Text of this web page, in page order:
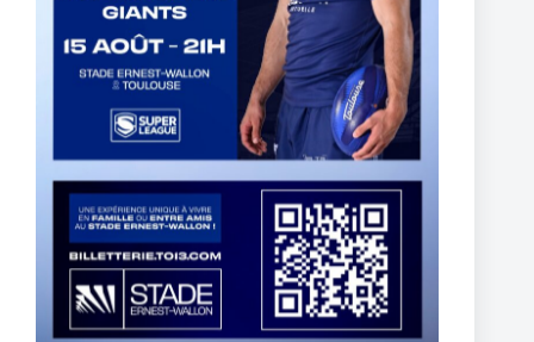
TOULOUSE OLYMPIQUE SIGN ETHAN QUAI-WARD
29 avril 2026